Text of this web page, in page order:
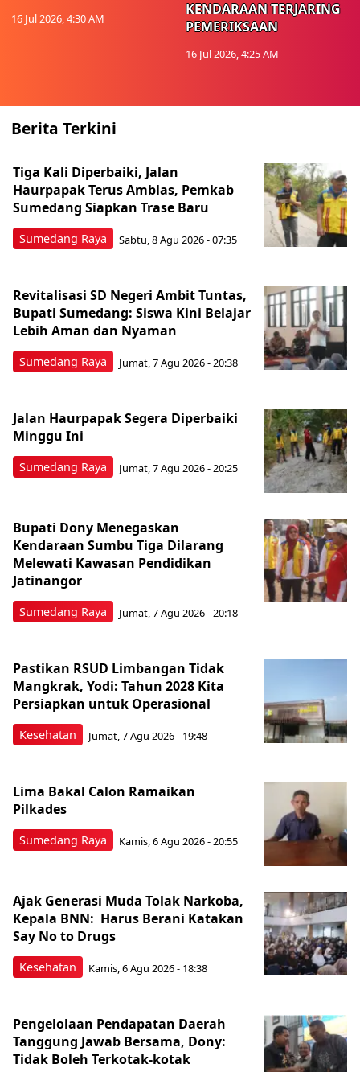
16 Jul 2026, 4:30 AM
KENDARAAN TERJARING
PEMERIKSAAN
16 Jul 2026, 4:25 AM
Berita Terkini
Sumedang Raya
Tiga Kali Diperbaiki, Jalan
Haurpapak Terus Amblas, Pemkab
Sumedang Siapkan Trase Baru
Sabtu, 8 Agu 2026 - 07:35
Sumedang Raya
Revitalisasi SD Negeri Ambit Tuntas,
Bupati Sumedang: Siswa Kini Belajar
Lebih Aman dan Nyaman
Jumat, 7 Agu 2026 - 20:38
Sumedang Raya
Jalan Haurpapak Segera Diperbaiki
Minggu Ini
Jumat, 7 Agu 2026 - 20:25
Sumedang Raya
Bupati Dony Menegaskan
Kendaraan Sumbu Tiga Dilarang
Melewati Kawasan Pendidikan
Jatinangor
Jumat, 7 Agu 2026 - 20:18
Kesehatan
Pastikan RSUD Limbangan Tidak
Mangkrak, Yodi: Tahun 2028 Kita
Persiapkan untuk Operasional
Jumat, 7 Agu 2026 - 19:48
Sumedang Raya
Lima Bakal Calon Ramaikan
Pilkades
Kamis, 6 Agu 2026 - 20:55
Kesehatan
Ajak Generasi Muda Tolak Narkoba,
Kepala BNN: Harus Berani Katakan
Say No to Drugs
Kamis, 6 Agu 2026 - 18:38
Pengelolaan Pendapatan Daerah
Tanggung Jawab Bersama, Dony:
Tidak Boleh Terkotak-kotak